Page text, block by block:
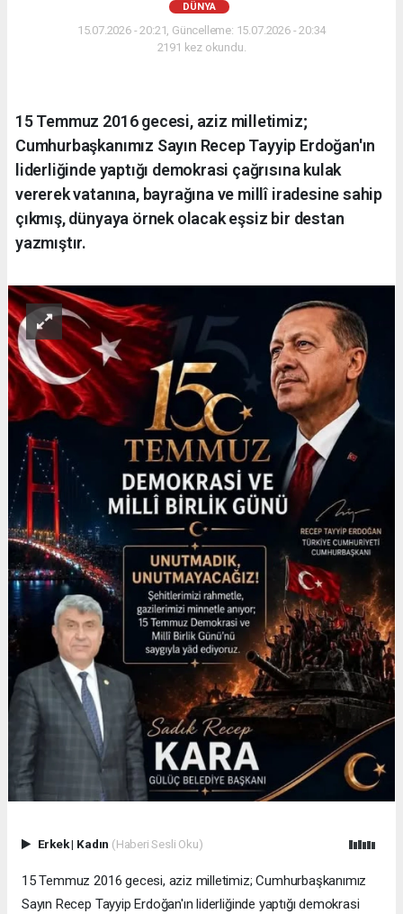
DÜNYA
15.07.2026 - 20:21, Güncelleme: 15.07.2026 - 20:34
2191 kez okundu.
15 Temmuz 2016 gecesi, aziz milletimiz;
Cumhurbaşkanımız Sayın Recep Tayyip Erdoğan'ın
liderliğinde yaptığı demokrasi çağrısına kulak
vererek vatanına, bayrağına ve millî iradesine sahip
çıkmış, dünyaya örnek olacak eşsiz bir destan
yazmıştır.
Erkek| Kadın (Haberi Sesli Oku)
15 Temmuz 2016 gecesi, aziz milletimiz; Cumhurbaşkanımız
Sayın Recep Tayyip Erdoğan'ın liderliğinde yaptığı demokrasi